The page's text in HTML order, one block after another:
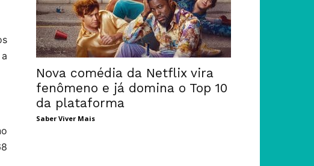
Nova comédia da Netflix vira
fenômeno e já domina o Top 10
da plataforma
Saber Viver Mais